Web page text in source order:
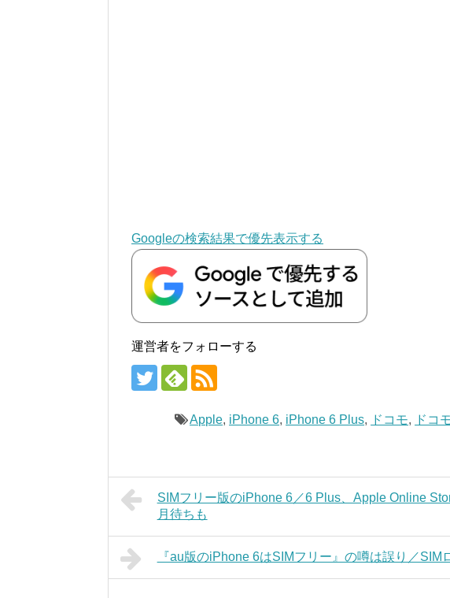
Googleの検索結果で優先表示する
運営者をフォローする
Apple, iPhone 6, iPhone 6 Plus, ドコモ, ドコ
SIMフリー版のiPhone 6／6 Plus、Apple Online
月待ちも
『au版のiPhone 6はSIMフリー』の噂は誤り／SIM